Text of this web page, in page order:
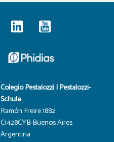
Colegio Pestalozzi | Pestalozzi-
Schule
Ramón Freire 1882
C1428CYB Buenos Aires
Argentina